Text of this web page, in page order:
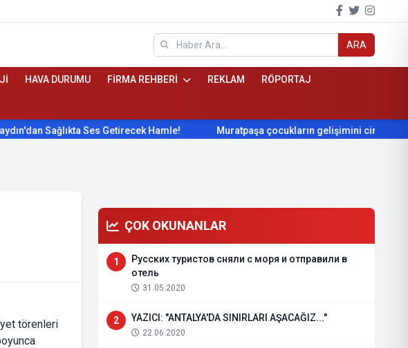
ARA
HAVA DURUMU FİRMA REHBERİ REKLAM RÖPORTAJ
Sağlıkta Ses Getirecek Hamle! Muratpaşa çocukların gelişimini cimnastikle
törenleri
ÇOK OKUNANLAR
1
Русских туристов сняли с моря и отправили в
отель
31.05.2020
2 YAZICI: "ANTALYA'DA SINIRLARI AŞACAĞIZ..."
22.06.2020